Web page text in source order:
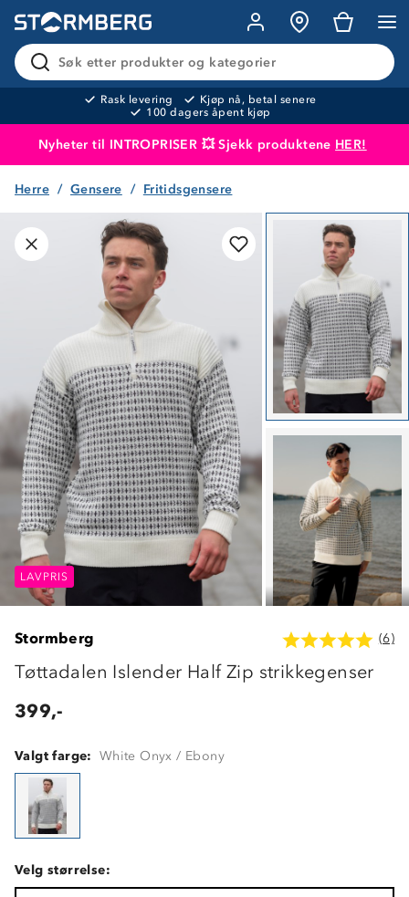
Søk etter produkter og kategorier
Rask levering
Kjøp nå, betal senere
100 dagers åpent kjøp
Nyheter til INTROPRISER 💥 Sjekk produktene HER!
Produktet er lagt i handlekurven
Herre Gensere Fritidsgensere
LAVPRIS LAVPRIS
LAVPRIS
Stormberg (6)
Tøttadalen Islender Half Zip strikkegenser
399,-
Valgt farge: White Onyx / Ebony
Velg størrelse: